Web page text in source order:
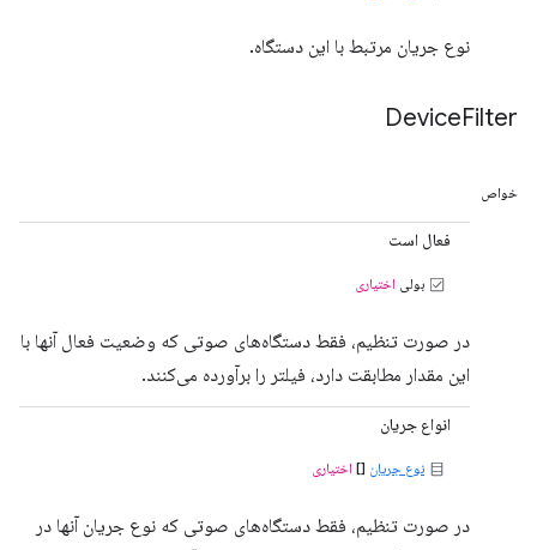
نوع جریان مرتبط با این دستگاه.
DeviceFilter
خواص
فعال است
بولی اختیاری
در صورت تنظیم، فقط دستگاه‌های صوتی که وضعیت فعال آنها با
این مقدار مطابقت دارد، فیلتر را برآورده می‌کنند.
انواع جریان
نوع جریان [] اختیاری
در صورت تنظیم، فقط دستگاه‌های صوتی که نوع جریان آنها در